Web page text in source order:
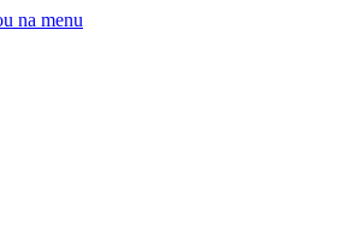
na menu